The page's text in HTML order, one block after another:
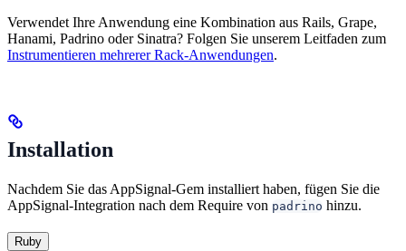
Verwendet Ihre Anwendung eine Kombination aus Rails, Grape,
Hanami, Padrino oder Sinatra? Folgen Sie unserem Leitfaden zum
Instrumentieren mehrerer Rack-Anwendungen.
Installation
Nachdem Sie das AppSignal-Gem installiert haben, fügen Sie die
AppSignal-Integration nach dem Require von padrino hinzu.
Ruby